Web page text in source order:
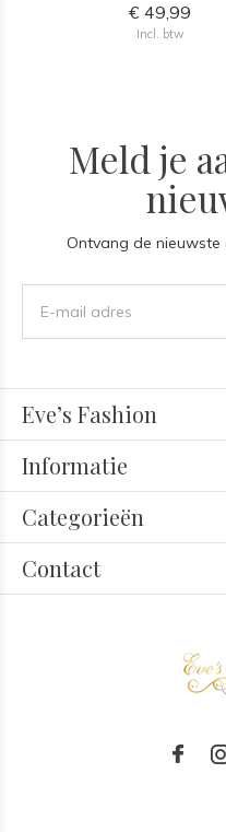
€ 49,99
Incl. btw
Meld je
Ontvang de
Eve’s Fashion
Informatie
Categorieën
Contact